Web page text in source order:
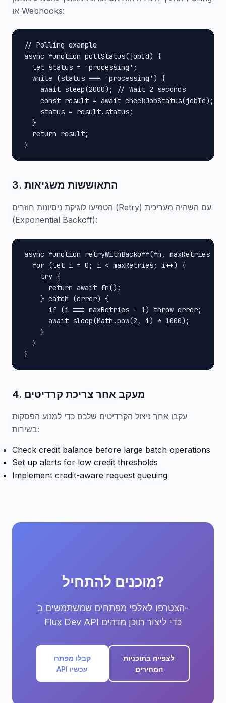
או Webhooks:
// Polling example
async function pollStatus(jobId) {
  let status = 'processing';
  while (status === 'processing') {
    await sleep(2000); // Wait 2 seconds
    const result = await checkJobStatus(jobId);
    status = result.status;
  }
  return result;
}
3. התאוששות משגיאות
הטמיעו לוגיקת ניסיונות חוזרים (Retry) עם השהיה מעריכית
(Exponential Backoff):
async function retryWithBackoff(fn, maxRetries =
  for (let i = 0; i < maxRetries; i++) {
    try {
      return await fn();
    } catch (error) {
      if (i === maxRetries - 1) throw error;
      await sleep(Math.pow(2, i) * 1000);
    }
  }
}
4. מעקב אחר צריכת קרדיטים
עקבו אחר ניצול הקרדיטים שלכם כדי למנוע הפסקות
בשירות:
Check credit balance before large batch operations
Set up alerts for low credit thresholds
Implement credit-aware request queuing
מוכנים להתחיל?
הצטרפו לאלפי מפתחים שמשתמשים ב-
Flux Dev API כדי ליצור תוכן מדהים
קבלו מפתח
API עכשיו
לצפייה בתוכניות
המחירים